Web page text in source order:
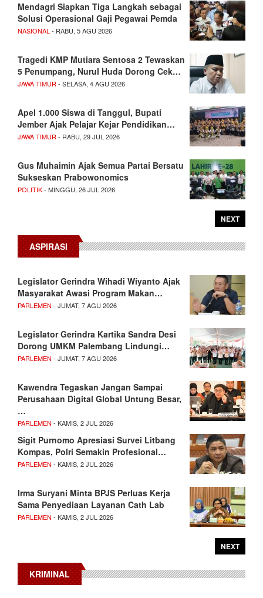
Mendagri Siapkan Tiga Langkah sebagai
Solusi Operasional Gaji Pegawai Pemda
NASIONAL - RABU, 5 AGU 2026
Tragedi KMP Mutiara Sentosa 2 Tewaskan
5 Penumpang, Nurul Huda Dorong Cek…
JAWA TIMUR - SELASA, 4 AGU 2026
Apel 1.000 Siswa di Tanggul, Bupati
Jember Ajak Pelajar Kejar Pendidikan…
JAWA TIMUR - RABU, 29 JUL 2026
Gus Muhaimin Ajak Semua Partai Bersatu
Sukseskan Prabowonomics
POLITIK- MINGGU, 26 JUL 2026
NEXT
ASPIRASI
Legislator Gerindra Wihadi Wiyanto Ajak
Masyarakat Awasi Program Makan…
PARLEMEN - JUMAT, 7 AGU 2026
Legislator Gerindra Kartika Sandra Desi
Dorong UMKM Palembang Lindungi…
PARLEMEN - JUMAT, 7 AGU 2026
Kawendra Tegaskan Jangan Sampai
Perusahaan Digital Global Untung Besar,
…
PARLEMEN - KAMIS, 2 JUL 2026
Sigit Purnomo Apresiasi Survei Litbang
Kompas, Polri Semakin Profesional…
PARLEMEN - KAMIS, 2 JUL 2026
Irma Suryani Minta BPJS Perluas Kerja
Sama Penyediaan Layanan Cath Lab
PARLEMEN - KAMIS, 2 JUL 2026
NEXT
KRIMINAL